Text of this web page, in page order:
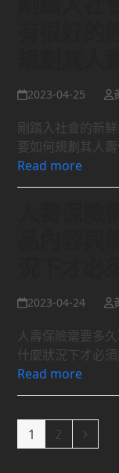
2023-04-25
剛踏入社會的新
要如何規劃其人
Read more
2023-04-24
人壽保險需要多
什麼狀況下才必
Read more
Page
1 Page
2